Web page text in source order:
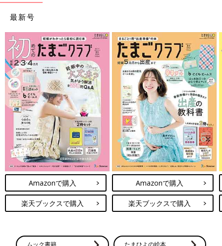
最新号
Amazonで購入
楽天ブックスで購入
Amazonで購入
楽天ブックスで購入